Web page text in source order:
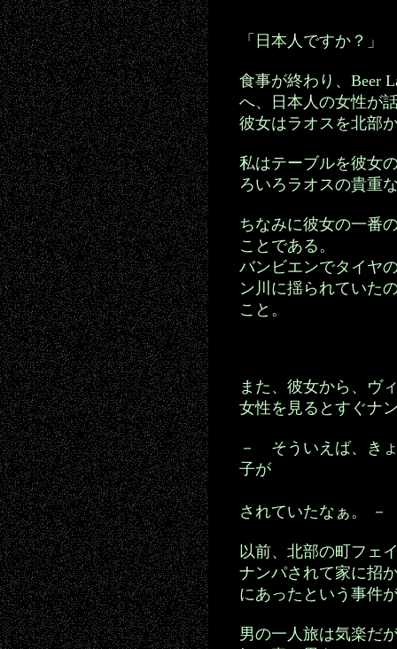
「日本人ですか？」
食事が終わり、Beer
へ、日本人の女性が
彼女はラオスを北部
私はテーブルを彼女
ろいろラオスの貴重
ちなみに彼女の一番
ことである。
バンビエンでタイヤ
ン川に揺られていた
こと。
また、彼女から、ヴ
女性を見るとすぐナ
－ そういえば、き
子が
されていたなぁ。 －
以前、北部の町フェ
ナンパされて家に招
にあったという事件
男の一人旅は気楽だ